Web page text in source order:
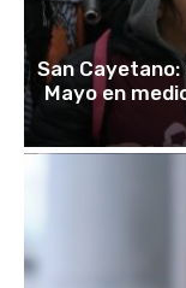
San
Mayo en